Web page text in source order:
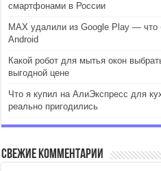
смартфонами в России
MAX удалили из Google Play —
Android
Какой робот для мытья окон
выгодной цене
Что я купил на АлиЭкспресс для
реально пригодились
Свежие комментарии